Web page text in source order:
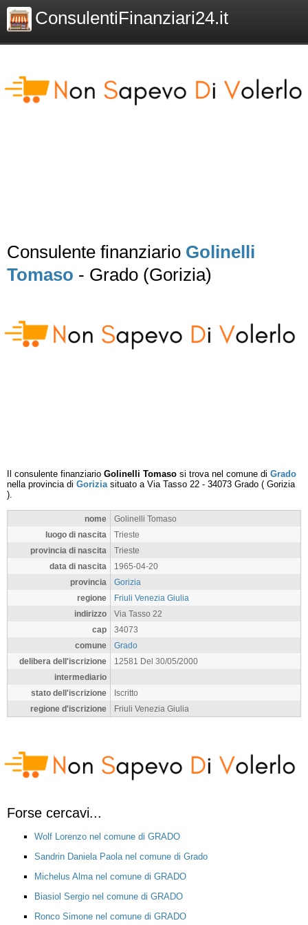
ConsulentiFinanziari24.it
Consulente finanziario Golinelli
Tomaso - Grado (Gorizia)
Il consulente finanziario Golinelli Tomaso si trova nel comune di Grado
nella provincia di Goriziasituato a Via Tasso 22 - 34073 Grado ( Gorizia
).
nome
Golinelli Tomaso
luogo di nascita
Trieste
provincia di nascita
Trieste
data di nascita
1965-04-20
provincia
Gorizia
regione
Friuli Venezia Giulia
indirizzo
Via Tasso 22
cap
34073
comune
Grado
delibera dell'iscrizione
12581 Del 30/05/2000
intermediario
stato dell'iscrizione
Iscritto
regione d'iscrizione
Friuli Venezia Giulia
Forse cercavi...
Wolf Lorenzo nel comune di GRADO
Sandrin Daniela Paola nel comune di Grado
Michelus Alma nel comune di GRADO
Biasiol Sergio nel comune di GRADO
Ronco Simone nel comune di GRADO